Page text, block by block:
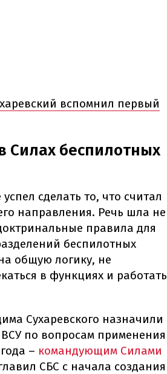
вспомнил первый
Силах беспилотных
сделать то, что считал
направления. Речь шла не
правила для
беспилотных
общую логику, не
в функциях и работать
Сухаревского назначили
по вопросам применения
– командующим Силами
СБС с начала создания